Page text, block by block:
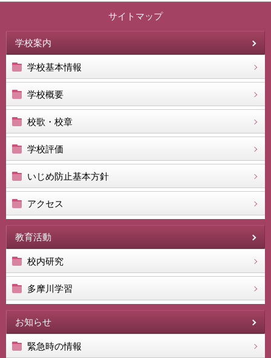
サイトマップ
学校案内
学校基本情報
学校概要
校歌・校章
学校評価
いじめ防止基本方針
アクセス
教育活動
校内研究
多摩川学習
お知らせ
緊急時の情報